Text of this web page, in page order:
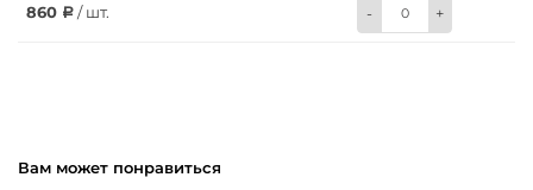
860 / шт. - +
Вам может понравиться